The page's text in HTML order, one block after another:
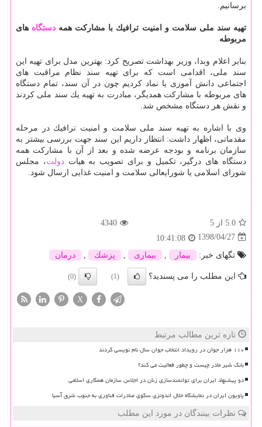
برسانیم.
تهیه سند ملی سلامت و امنیت ترافیك با مشاركت همه دستگاه های
مربوطه
بنابر اعلام وبدا، وزیر بهداشت تصریح كرد: بهترین مدل برای تهیه این
سند ملی، اقدامی است كه برای تهیه سند نظام مراقبت های
اجتماعی دانش آموزی یا نماد كردیم چون در آن سند، تمام دستگاه
های مربوطه با مشاركت همدیگر، مبادرت به تهیه یك سند ملی كردند
و نقش هر دستگاه مشخص شد.
وی با اشاره به تهیه سند ملی سلامت و امنیت ترافیك در مرحله
مقدماتی، اظهار داشت: انتظار داریم این سند جهت بررسی بیشتر به
سازمان برنامه و بودجه عرضه شده و بعد از آن با مشاركت همه
دستگاه های درگیر، تكمیل و برای تصویب به هیاتدولت، مجلس
شورای اسلامی یا شورایعالی سلامت و امنیت غذایی ارسال شود.
5.0 از 5
4340
1398/04/27
10:41:08
تگهای خبر:
بیمار بیماری پزشك درمان
این مطلب را می پسندید؟ (1)
(0)
X
تازه ترین مطالب مرتبط
۱۱۰ هزار جوان در رویداد انتخاب جوان سال نام نویسی کردند
بانک شیر مادر چیست و چطور فعالیت می کند؟
دو پیشنهاد ایران برای توانمندسازی زنان در اجلاس سازمان همکاری اسلامی
پاویون ایران در نمایشگاه حلال اندونزی سکوی صادرات فناوری به جنوب شرق آسیا
نظرات بینندگان در مورد این مطلب